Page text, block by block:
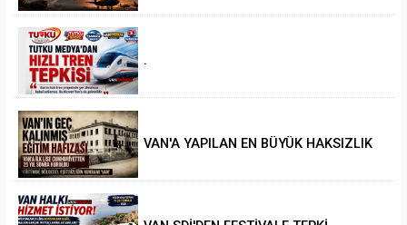
.
VAN'A YAPILAN EN BÜYÜK HAKSIZLIK